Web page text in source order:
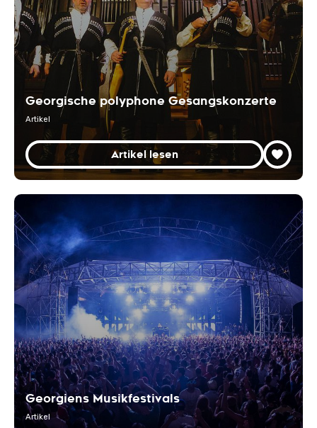
Georgische polyphone Gesangskonzerte
Artikel
Artikel lesen
Georgiens Musikfestivals
Artikel